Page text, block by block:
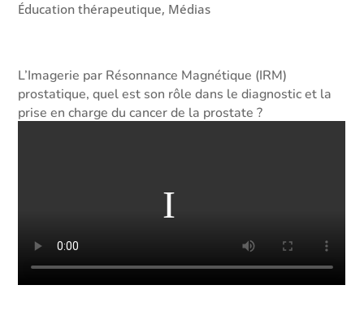
Éducation thérapeutique, Médias
L’Imagerie par Résonnance Magnétique (IRM)
prostatique, quel est son rôle dans le diagnostic et la
prise en charge du cancer de la prostate ?